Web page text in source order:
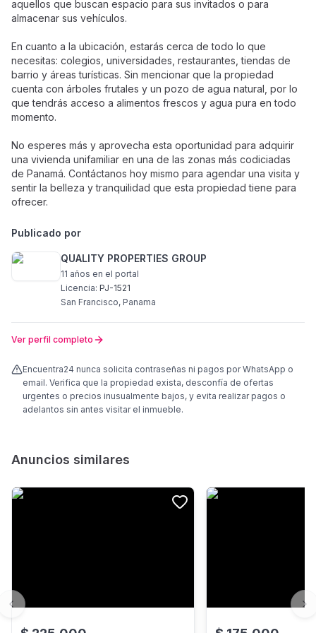
aquellos que buscan espacio para sus invitados o para
almacenar sus vehículos.
En cuanto a la ubicación, estarás cerca de todo lo que
necesitas: colegios, universidades, restaurantes, tiendas de
barrio y áreas turísticas. Sin mencionar que la propiedad
cuenta con árboles frutales y un pozo de agua natural, por lo
que tendrás acceso a alimentos frescos y agua pura en todo
momento.
No esperes más y aprovecha esta oportunidad para adquirir
una vivienda unifamiliar en una de las zonas más codiciadas
de Panamá. Contáctanos hoy mismo para agendar una visita y
sentir la belleza y tranquilidad que esta propiedad tiene para
ofrecer.
Publicado por
QUALITY PROPERTIES GROUP
11 años en el portal
Licencia: PJ-1521
San Francisco, Panama
Ver perfil completo
Encuentra24 nunca solicita contraseñas ni pagos por WhatsApp o
email. Verifica que la propiedad exista, desconfía de ofertas
urgentes o precios inusualmente bajos, y evita realizar pagos o
adelantos sin antes visitar el inmueble.
Anuncios similares
Previous slide